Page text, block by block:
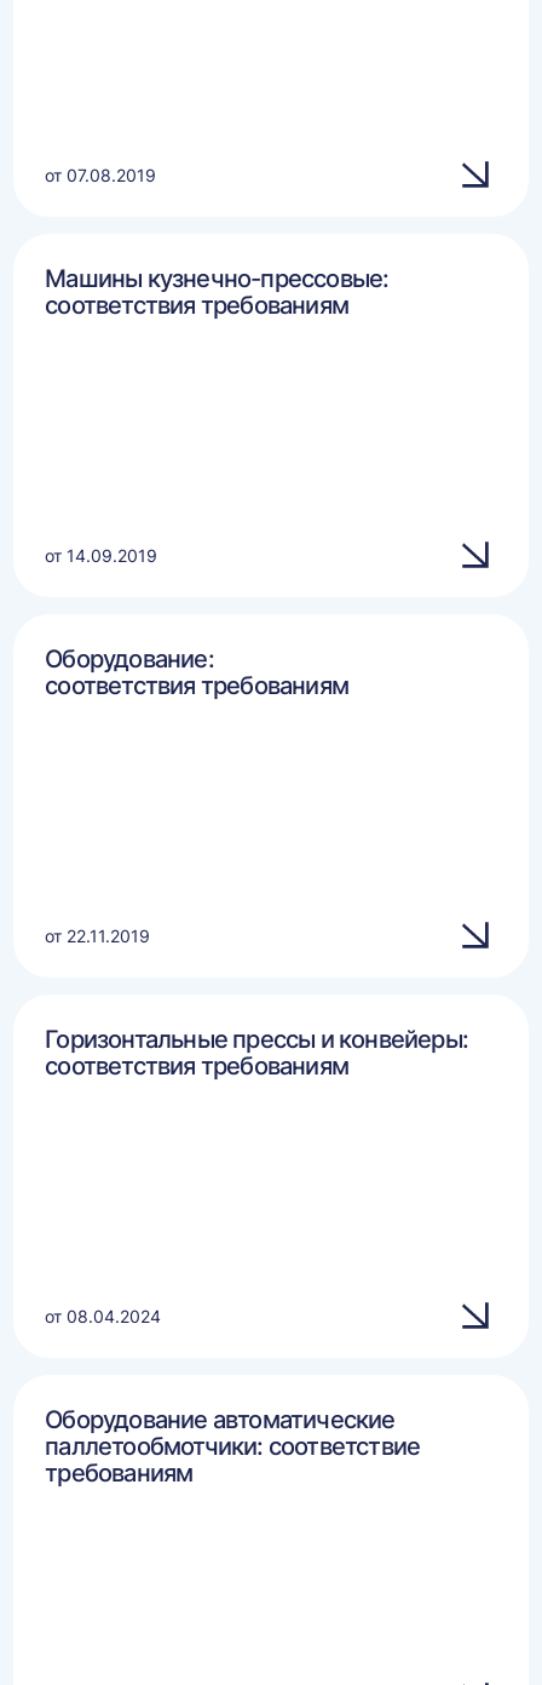
от 07.08.2019
Машины кузнечно-прессовые:
соответствия требованиям
от 14.09.2019
Оборудование:
соответствия требованиям
от 22.11.2019
Горизонтальные прессы и конвейеры:
соответствия требованиям
от 08.04.2024
Оборудование автоматические
паллетообмотчики: соответствие
требованиям